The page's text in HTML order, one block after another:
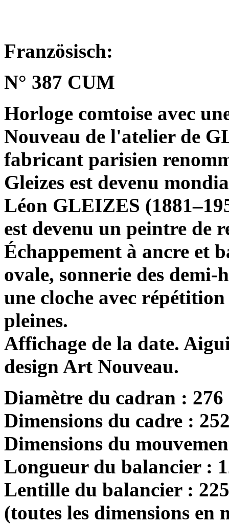
Französisch:
N° 387 CUM
Horloge comtoise avec
Nouveau de l'atelier de
fabricant parisien
Gleizes est devenu
Léon GLEIZES
est devenu un peintre de
Échappement à ancre et
ovale, sonnerie des demi-
une cloche avec
pleines.
Affichage de la date.
design Art Nouveau.
Diamètre du cadran : 276
Dimensions du cadre :
Dimensions du
Longueur du balancier :
Lentille du balancier :
(toutes les dimensions en